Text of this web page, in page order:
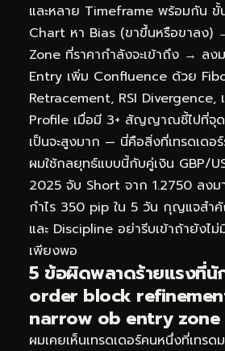
และหลาย Timeframe พร้อมกัน
Chart หา Bias (ขาขึ้นหรือขาลง)
Zone ที่ราคากำลังจะเข้าถึง →
Entry เพิ่ม Confluence ด้วย
Retracement, RSI Divergence,
Profile เมื่อมี 3+ สัญญาณชี้ไปที่จุด
เป็นจะสูงมาก — นี่คือสิ่งที่เทรดเดอ
ผมใช้กลยุทธ์แบบนี้กับคู่เงิน GBP/
2025 จับ Short จาก 1.2750 ลง
กำไร 350 pip ใน 5 วัน กุญแจส
และ Discipline อย่ารีบเข้าถ้ายังไ
เพียงพอ
5 ข้อผิดพลาดร้ายแรงที่นัก
order block
narrow ob entry zone
ผมเคยเห็นเทรดเดอร์คนหนึ่งที่เทรด